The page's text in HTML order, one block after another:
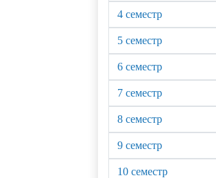
4 семестр
5 семестр
6 семестр
7 семестр
8 семестр
9 семестр
10 семестр